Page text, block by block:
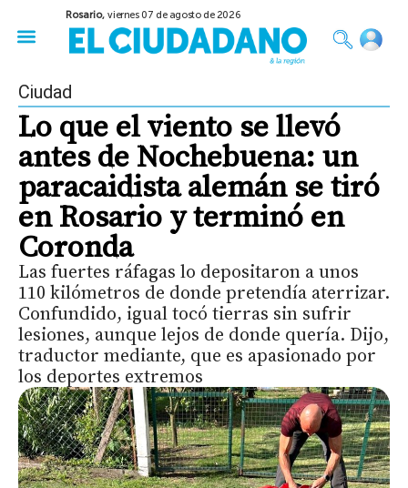
Rosario,viernes 07 de agosto de 2026
Ciudad
Lo que el viento se llevó
antes de Nochebuena: un
paracaidista alemán se tiró
en Rosario y terminó en
Coronda
Las fuertes ráfagas lo depositaron a unos
110 kilómetros de donde pretendía aterrizar.
Confundido, igual tocó tierras sin sufrir
lesiones, aunque lejos de donde quería. Dijo,
traductor mediante, que es apasionado por
los deportes extremos